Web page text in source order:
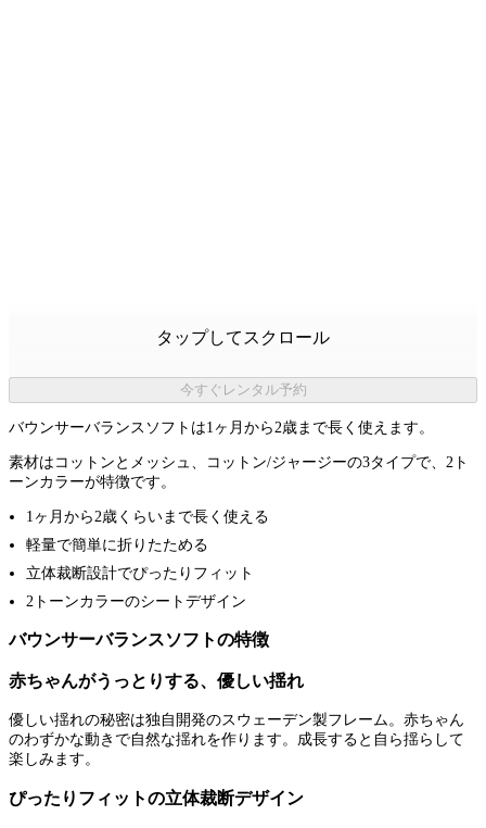
タップしてスクロール
今すぐレンタル予約
バウンサーバランスソフトは1ヶ月から2歳まで長く使えます。
素材はコットンとメッシュ、コットン/ジャージーの3タイプで、2ト
ーンカラーが特徴です。
1ヶ月から2歳くらいまで長く使える
軽量で簡単に折りたためる
立体裁断設計でぴったりフィット
2トーンカラーのシートデザイン
バウンサーバランスソフトの特徴
赤ちゃんがうっとりする、優しい揺れ
優しい揺れの秘密は独自開発のスウェーデン製フレーム。赤ちゃん
のわずかな動きで自然な揺れを作ります。成長すると自ら揺らして
楽しみます。
ぴったりフィットの立体裁断デザイン